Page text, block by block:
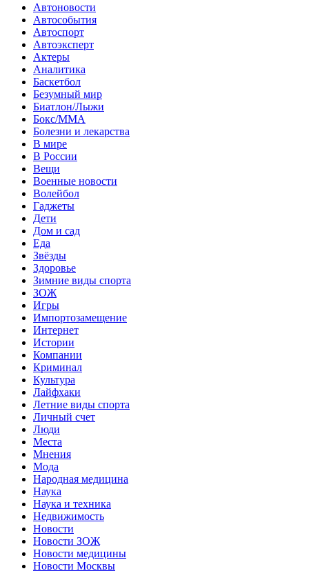
Автоновости
Автособытия
Автоспорт
Автоэксперт
Актеры
Аналитика
Баскетбол
Безумный мир
Биатлон/Лыжи
Бокс/MMA
Болезни и лекарства
В мире
В России
Вещи
Военные новости
Волейбол
Гаджеты
Дети
Дом и сад
Еда
Звёзды
Здоровье
Зимние виды спорта
ЗОЖ
Игры
Импортозамещение
Интернет
Истории
Компании
Криминал
Культура
Лайфхаки
Летние виды спорта
Личный счет
Люди
Места
Мнения
Мода
Народная медицина
Наука
Наука и техника
Недвижимость
Новости
Новости ЗОЖ
Новости медицины
Новости Москвы